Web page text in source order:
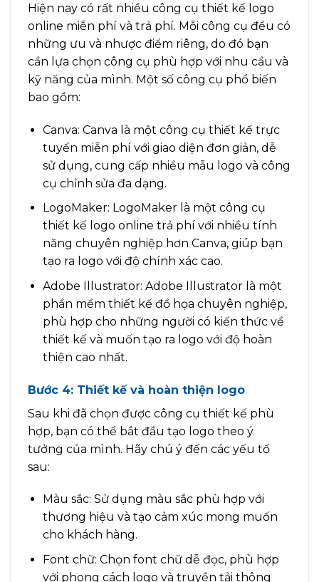
Hiện nay có rất nhiều công cụ thiết kế logo
online miễn phí và trả phí. Mỗi công cụ đều có
những ưu và nhược điểm riêng, do đó bạn
cần lựa chọn công cụ phù hợp với nhu cầu và
kỹ năng của mình. Một số công cụ phổ biến
bao gồm:
Canva: Canva là một công cụ thiết kế trực
tuyến miễn phí với giao diện đơn giản, dễ
sử dụng, cung cấp nhiều mẫu logo và công
cụ chỉnh sửa đa dạng.
LogoMaker: LogoMaker là một công cụ
thiết kế logo online trả phí với nhiều tính
năng chuyên nghiệp hơn Canva, giúp bạn
tạo ra logo với độ chính xác cao.
Adobe Illustrator: Adobe Illustrator là một
phần mềm thiết kế đồ họa chuyên nghiệp,
phù hợp cho những người có kiến thức về
thiết kế và muốn tạo ra logo với độ hoàn
thiện cao nhất.
Bước 4: Thiết kế và hoàn thiện logo
Sau khi đã chọn được công cụ thiết kế phù
hợp, bạn có thể bắt đầu tạo logo theo ý
tưởng của mình. Hãy chú ý đến các yếu tố
sau:
Màu sắc: Sử dụng màu sắc phù hợp với
thương hiệu và tạo cảm xúc mong muốn
cho khách hàng.
Font chữ: Chọn font chữ dễ đọc, phù hợp
với phong cách logo và truyền tải thông